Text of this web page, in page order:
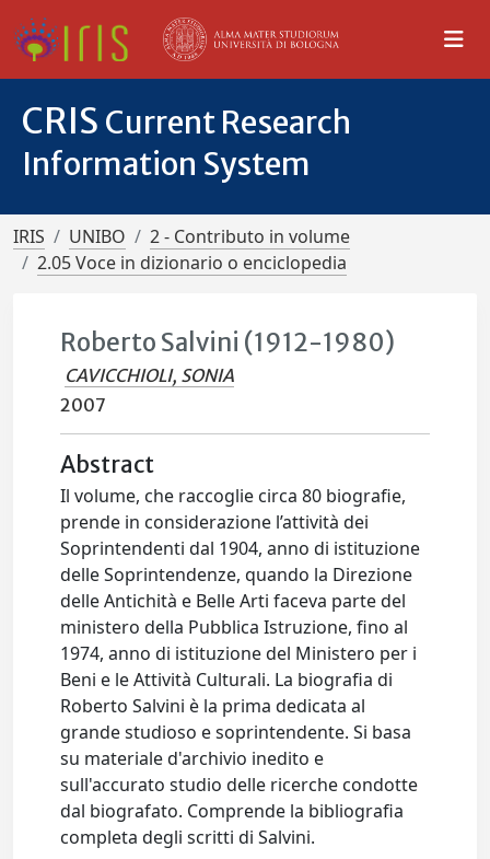
CRIS Current Research
Information System
IRIS UNIBO
2 - Contributo in volume
2.05 Voce in dizionario o enciclopedia
Roberto Salvini (1912-1980)
CAVICCHIOLI, SONIA
2007
Abstract
Il volume, che raccoglie circa 80 biografie,
prende in considerazione l’attività dei
Soprintendenti dal 1904, anno di istituzione
delle Soprintendenze, quando la Direzione
delle Antichità e Belle Arti faceva parte del
ministero della Pubblica Istruzione, fino al
1974, anno di istituzione del Ministero per i
Beni e le Attività Culturali. La biografia di
Roberto Salvini è la prima dedicata al
grande studioso e soprintendente. Si basa
su materiale d'archivio inedito e
sull'accurato studio delle ricerche condotte
dal biografato. Comprende la bibliografia
completa degli scritti di Salvini.